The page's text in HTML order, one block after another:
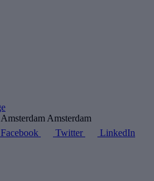
Amsterdam
Facebook Twitter LinkedIn